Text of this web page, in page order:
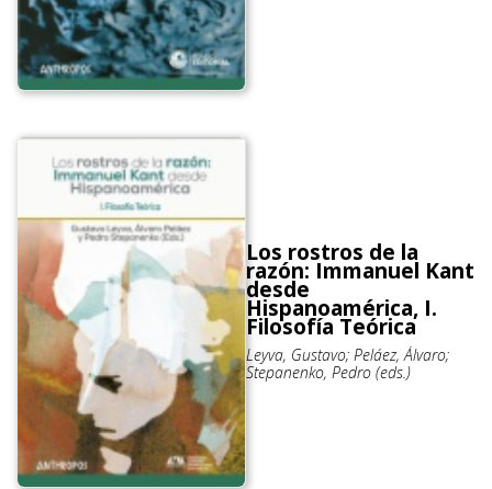
Los rostros de la
razón: Immanuel Kant
desde
Hispanoamérica, I.
Filosofía Teórica
Leyva, Gustavo; Peláez, Álvaro;
Stepanenko, Pedro (eds.)